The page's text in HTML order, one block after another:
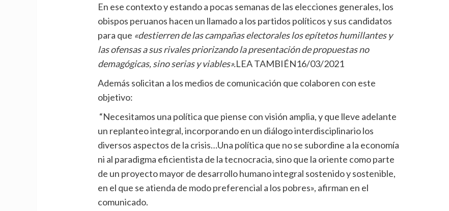
En ese contexto y estando a pocas semanas de las elecciones generales, los
obispos peruanos hacen un llamado a los partidos políticos y sus candidatos
para que «destierren de las campañas electorales los epítetos humillantes y
las ofensas a sus rivales priorizando la presentación de propuestas no
demagógicas, sino serias y viables».LEA TAMBIÉN16/03/2021
Además solicitan a los medios de comunicación que colaboren con este
objetivo:
“Necesitamos una política que piense con visión amplia, y que lleve adelante
un replanteo integral, incorporando en un diálogo interdisciplinario los
diversos aspectos de la crisis…Una política que no se subordine a la economía
ni al paradigma eficientista de la tecnocracia, sino que la oriente como parte
de un proyecto mayor de desarrollo humano integral sostenido y sostenible,
en el que se atienda de modo preferencial a los pobres», afirman en el
comunicado.